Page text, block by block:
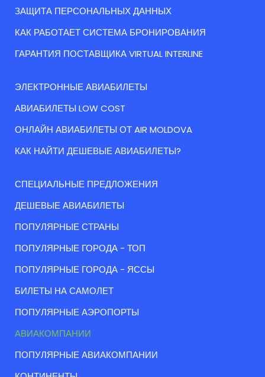
ЗАЩИТА ПЕРСОНАЛЬНЫХ ДАННЫХ
КАК РАБОТАЕТ СИСТЕМА БРОНИРОВАНИЯ
ГАРАНТИЯ ПОСТАВЩИКА VIRTUAL INTERLINE
ЭЛЕКТРОННЫЕ АВИАБИЛЕТЫ
АВИАБИЛЕТЫ LOW COST
ОНЛАЙН АВИАБИЛЕТЫ ОТ AIR MOLDOVA
КАК НАЙТИ ДЕШЕВЫЕ АВИАБИЛЕТЫ?
СПЕЦИАЛЬНЫЕ ПРЕДЛОЖЕНИЯ
ДЕШЕВЫЕ АВИАБИЛЕТЫ
ПОПУЛЯРНЫЕ СТРАНЫ
ПОПУЛЯРНЫЕ ГОРОДА - ТОП
ПОПУЛЯРНЫЕ ГОРОДА - ЯССЫ
БИЛЕТЫ НА САМОЛЕТ
ПОПУЛЯРНЫЕ АЭРОПОРТЫ
АВИАКОМПАНИИ
ПОПУЛЯРНЫЕ АВИАКОМПАНИИ